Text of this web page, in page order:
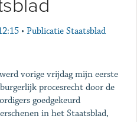
• Publicatie Staatsblad
vorige vrijdag mijn eerste
procesrecht door de
goedgekeurd
in het Staatsblad,